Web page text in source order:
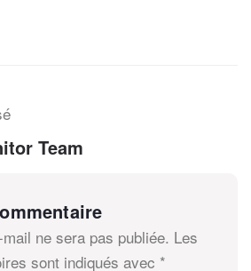
Team
ne sera pas publiée. Les
sont indiqués avec *